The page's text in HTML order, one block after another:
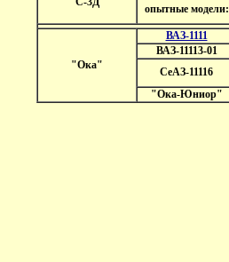
опытные модели:
"Ока"
ВАЗ-1111
ВАЗ-11113-01
СеАЗ-11116
"Ока-Юниор"